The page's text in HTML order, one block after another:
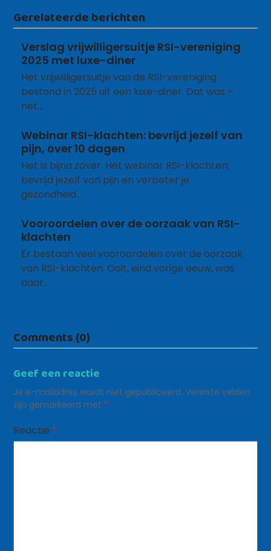
Gerelateerde berichten
Verslag vrijwilligersuitje RSI-vereniging
2025 met luxe-diner
Het vrijwilligersuitje van de RSI-vereniging
bestond in 2025 uit een luxe-diner. Dat was –
net…
Webinar RSI-klachten: bevrijd jezelf van
pijn, over 10 dagen
Het is bijna zover. Het webinar RSI-klachten:
bevrijd jezelf van pijn en verbeter je
gezondheid…
Vooroordelen over de oorzaak van RSI-
klachten
Er bestaan veel vooroordelen over de oorzaak
van RSI-klachten. Ooit, eind vorige eeuw, was
daar…
Comments (0)
Geef een reactie
Je e-mailadres wordt niet gepubliceerd. Vereiste velden
zijn gemarkeerd met *
Reactie *